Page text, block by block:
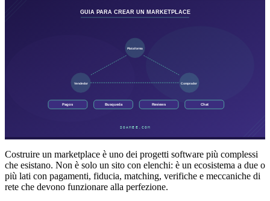
Costruire un marketplace è uno dei progetti software più complessi
che esistano. Non è solo un sito con elenchi: è un ecosistema a due o
più lati con pagamenti, fiducia, matching, verifiche e meccaniche di
rete che devono funzionare alla perfezione.